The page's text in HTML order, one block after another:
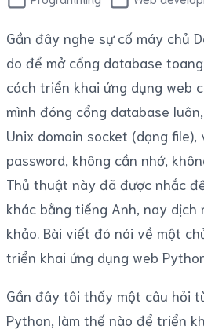
Gần đây nghe sự cố máy chủ
do để mở cổng database
cách triển khai ứng dụng web
mình đóng cổng database
Unix domain socket (dạng
password, không cần nhớ,
Thủ thuật này đã được nhắc
khác bằng tiếng Anh, nay dịch
khảo. Bài viết đó nói về một
triển khai ứng dụng web
Gần đây tôi thấy một câu hỏi
Python, làm thế nào để triển